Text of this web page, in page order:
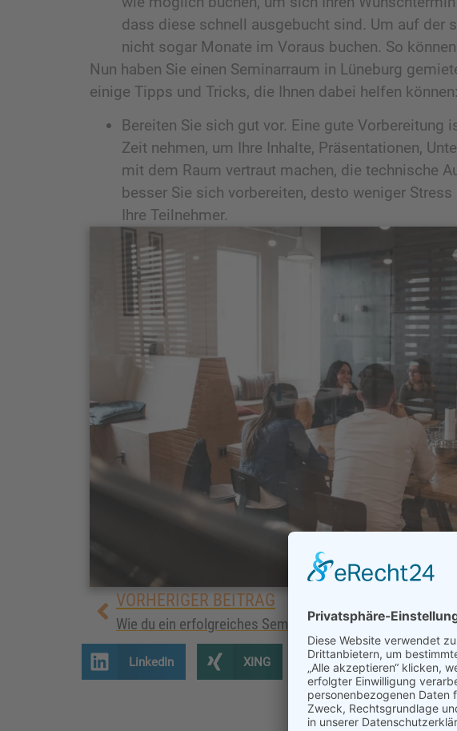
dass diese schnell ausgebucht sind. Um auf der
nicht sogar Monate im Voraus buchen. So
Nun haben Sie einen Seminarraum in Lüneburg
einige Tipps und Tricks, die Ihnen dabei helfen können:
Bereiten Sie sich gut vor. Eine gute
Zeit nehmen, um Ihre Inhalte, Präsentationen,
mit dem Raum vertraut machen, die technische
besser Sie sich vorbereiten, desto weniger
Ihre Teilnehmer.
VORHERIGER BEITRAG
Wie du ein erfolgreiches Seminar gestaltest
LinkedIn XING Telegram